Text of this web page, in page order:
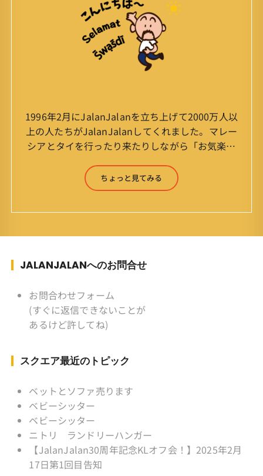
1996年2月にJalanJalanを立ち上げて2000万人以
上の人たちがJalanJalanしてくれました。マレー
シアとタイを行ったり来たりしながら「お気楽」
森 淳（Jun Yamamori） 生年月日 ：1959年
7月4日(61才) 生まれ ：香港(3才まで)
スポーツ ：水泳(浜名湾流古式泳法、競泳平泳
ク ソフトボール
監督 BKKソフトボール「おぼん
こぼん 」監督 マレーシア歴：1991年から31年
目 タイ歴 ：2001年から21年目
ちょっと見てみる
JALANJALANへのお問合せ
お問合わせフォーム
(すぐに返信できないことが
あるけど許してね)
スクエア最近のトピック
ベットとソファ売ります
ベビーシッター
ベビーシッター
ニトリ ランドリーハンガー
【JalanJalan30周年記念KLオフ会！】2025年2月
17日第1回目告知